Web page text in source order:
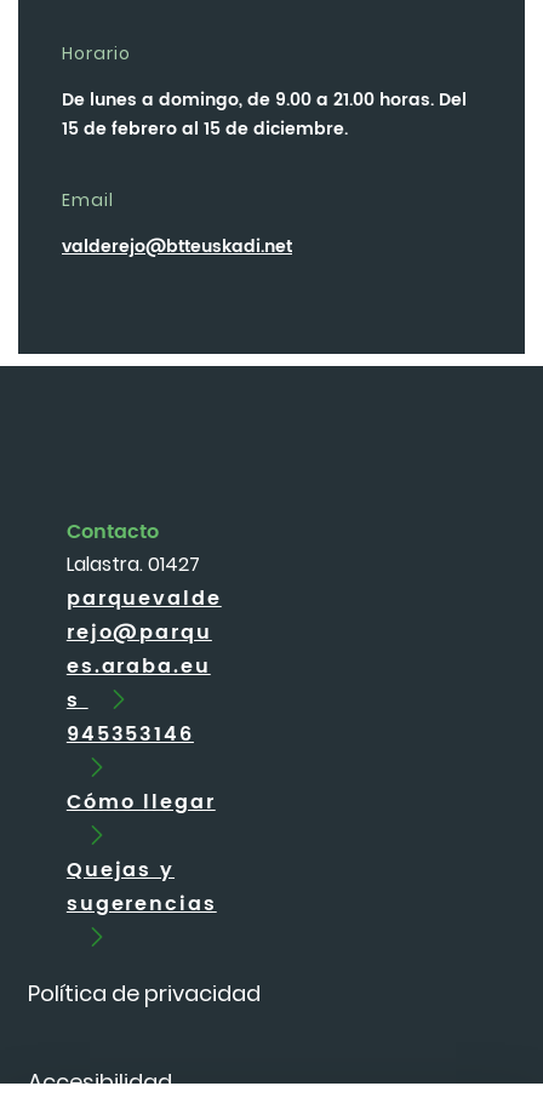
Horario
De lunes a domingo, de 9.00 a 21.00 horas. Del
15 de febrero al 15 de diciembre.
Email
valderejo@btteuskadi.net
Política de privacidad
Accesibilidad
Contacto
Lalastra. 01427
parquevalde
rejo@parqu
es.araba.eu
s
945353146
Cómo llegar
Quejas y
sugerencias